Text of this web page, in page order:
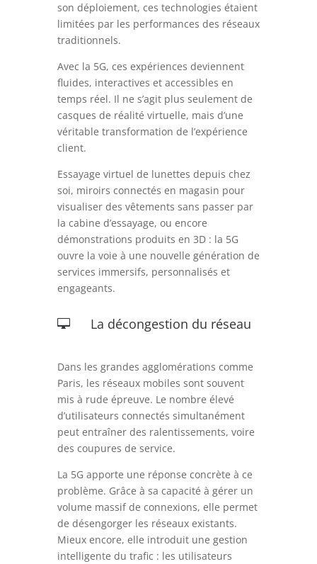
son déploiement, ces technologies étaient
limitées par les performances des réseaux
traditionnels.
Avec la 5G, ces expériences deviennent
fluides, interactives et accessibles en
temps réel. Il ne s’agit plus seulement de
casques de réalité virtuelle, mais d’une
véritable transformation de l’expérience
client.
Essayage virtuel de lunettes depuis chez
soi, miroirs connectés en magasin pour
visualiser des vêtements sans passer par
la cabine d’essayage, ou encore
démonstrations produits en 3D : la 5G
ouvre la voie à une nouvelle génération de
services immersifs, personnalisés et
engageants.
 La décongestion du réseau
Dans les grandes agglomérations comme
Paris, les réseaux mobiles sont souvent
mis à rude épreuve. Le nombre élevé
d’utilisateurs connectés simultanément
peut entraîner des ralentissements, voire
des coupures de service.
La 5G apporte une réponse concrète à ce
problème. Grâce à sa capacité à gérer un
volume massif de connexions, elle permet
de désengorger les réseaux existants.
Mieux encore, elle introduit une gestion
intelligente du trafic : les utilisateurs